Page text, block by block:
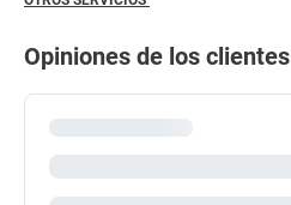
Opiniones de los clientes